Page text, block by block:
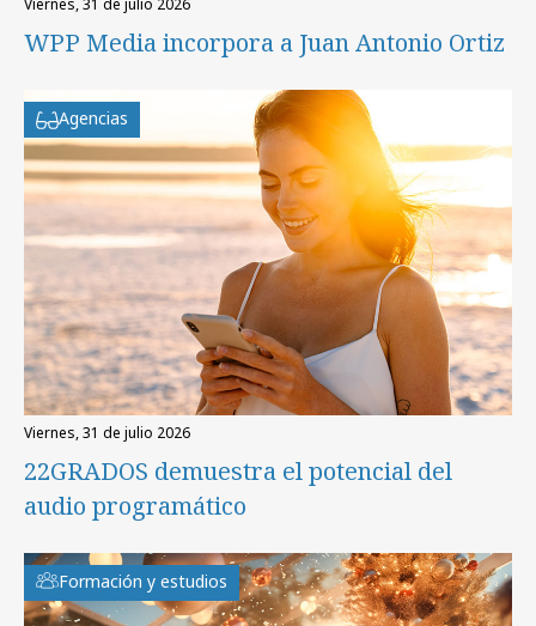
WPP Media incorpora a Juan Antonio Ortiz
Agencias
viernes, 31 de julio 2026
22GRADOS demuestra el potencial del
audio programático
Formación y estudios